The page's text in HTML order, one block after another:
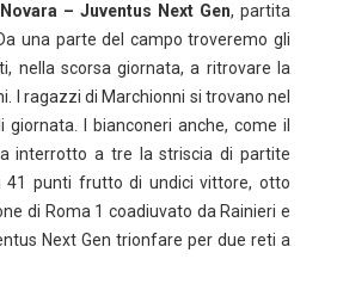
Novara – Juventus Next Gen, partita
una parte del campo troveremo gli
nella scorsa giornata, a ritrovare la
I ragazzi di Marchionni si trovano nel
I bianconeri anche, come il
interrotto a tre la striscia di partite
41 punti frutto di undici vittore, otto
di Roma 1 coadiuvato da Rainieri e
Next Gen trionfare per due reti a